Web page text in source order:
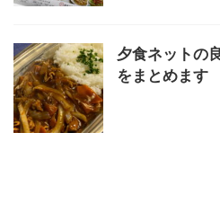
夕食ネットの
をまとめます